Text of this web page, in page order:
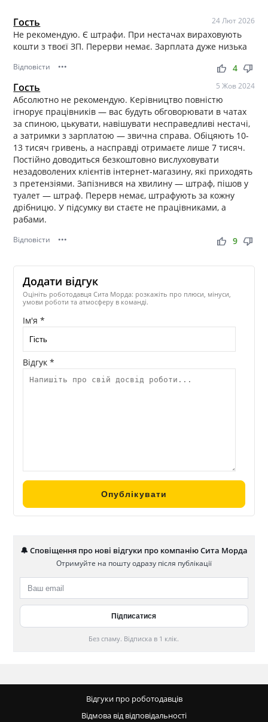
Гость 24 Лют 2026
Не рекомендую. Є штрафи. При нестачах вираховують
кошти з твоєї ЗП. Перерви немає. Зарплата дуже низька
Відповісти ••• thumb_up thumb_down
4
Гость 5 Жов 2024
Абсолютно не рекомендую. Керівництво повністю
ігнорує працівників — вас будуть обговорювати в чатах
за спиною, цькувати, навішувати несправедливі нестачі,
а затримки з зарплатою — звична справа. Обіцяють 10-
13 тисяч гривень, а насправді отримаєте лише 7 тисяч.
Постійно доводиться безкоштовно вислуховувати
незадоволених клієнтів інтернет-магазину, які приходять
з претензіями. Запізнився на хвилину — штраф, пішов у
туалет — штраф. Перерв немає, штрафують за кожну
дрібницю. У підсумку ви стаєте не працівниками, а
рабами.
Відповісти ••• thumb_up thumb_down
9
Додати відгук
Оцініть роботодавця Сита Морда: розкажіть про плюси, мінуси,
умови роботи та атмосферу в команді.
Ім'я *
Відгук *
🔔 Сповіщення про нові відгуки про компанію Сита Морда
Отримуйте на пошту одразу після публікації
Без спаму. Відписка в 1 клік.
Відгуки про роботодавців
Відмова від відповідальності